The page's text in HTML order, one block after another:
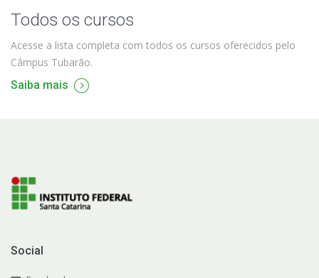
Todos os cursos
Acesse a lista completa com todos os cursos oferecidos pelo
Câmpus Tubarão.
Saiba mais
Social